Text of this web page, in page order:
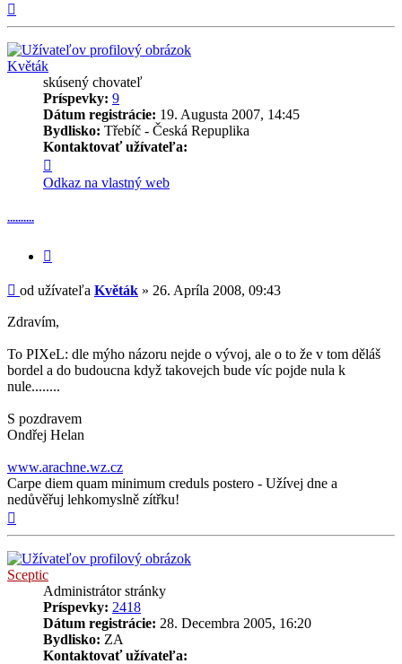
Květák
skúsený chovateľ
Príspevky: 9
Dátum registrácie: 19. Augusta 2007, 14:45
Bydlisko: Třebíč - Česká Repuplika
Kontaktovať užívateľa:
informácie
užívateľa
Odkaz na vlastný web
..........
Príspevok
od užívateľa Květák » 26. Apríla 2008, 09:43
Zdravím,
To PIXeL: dle mýho názoru nejde o vývoj, ale o to že v tom děláš
bordel a do budoucna když takovejch bude víc pojde nula k
nule........
S pozdravem
Ondřej Helan
www.arachne.wz.cz
Carpe diem quam minimum creduls postero - Užívej dne a
nedůvěřuj lehkomyslně zítřku!
Sceptic
Administrátor stránky
Príspevky: 2418
Dátum registrácie: 28. Decembra 2005, 16:20
Bydlisko: ZA
Kontaktovať užívateľa: